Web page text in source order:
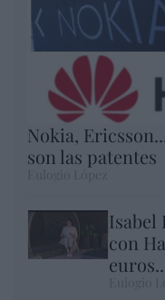
Nokia,
son las patentes
Isabel
con